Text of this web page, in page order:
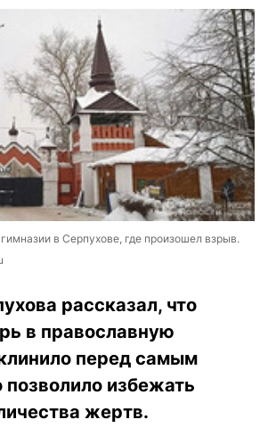
в Серпухове, где произошел взрыв.
рассказал, что
в православную
перед самым
позволило избежать
жертв.